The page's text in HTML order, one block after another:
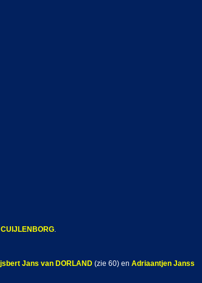
.
Jans van DORLAND (zie 60) en Adriaantjen Janss